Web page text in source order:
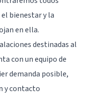
bienestar y la
en ella.
destinadas al
con un equipo de
demanda posible,
y contacto